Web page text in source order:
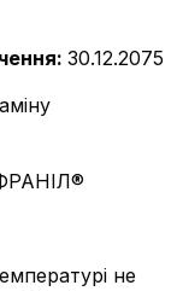
: 30.12.2075
не